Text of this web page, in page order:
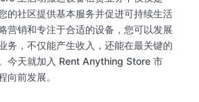
的社区提供基本服务并促进可持续生活
营销和专注于合适的设备，您可以发展
务，不仅能产生收入，还能在最关键的
今天就加入 Rent Anything Store 市
向前发展。